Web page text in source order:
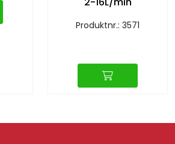
Produktnr.: 3571